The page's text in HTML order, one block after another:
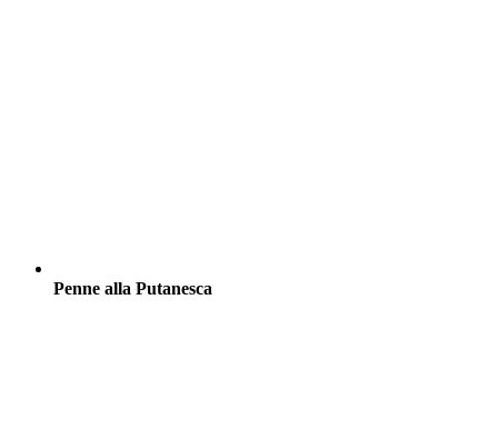
Penne alla Putanesca